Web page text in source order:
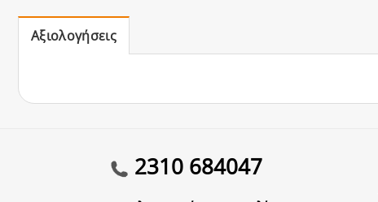
Αξιολογήσεις
2310 684047